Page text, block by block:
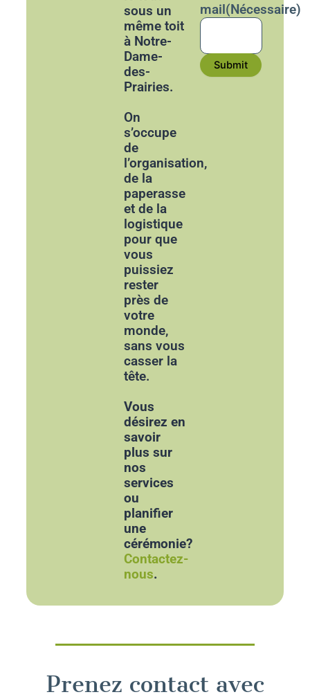
sous un
même toit
à Notre-
Dame-
des-
Prairies.
On
s’occupe
de
l’organisation,
de la
paperasse
et de la
logistique
pour que
vous
puissiez
rester
près de
votre
monde,
sans vous
casser la
tête.
Vous
désirez en
savoir
plus sur
nos
services
ou
planifier
une
cérémonie?
Contactez-
nous.
mail(Nécessaire)
Submit
Prenez contact avec